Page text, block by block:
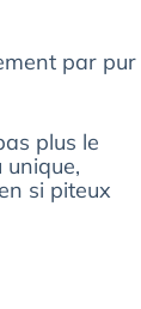
par pur
plus le
si piteux